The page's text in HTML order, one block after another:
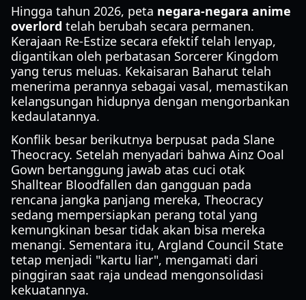
Hingga tahun 2026, peta negara-negara anime
overlord telah berubah secara permanen.
Kerajaan Re-Estize secara efektif telah lenyap,
digantikan oleh perbatasan Sorcerer Kingdom
yang terus meluas. Kekaisaran Baharut telah
menerima perannya sebagai vasal, memastikan
kelangsungan hidupnya dengan mengorbankan
kedaulatannya.
Konflik besar berikutnya berpusat pada Slane
Theocracy. Setelah menyadari bahwa Ainz Ooal
Gown bertanggung jawab atas cuci otak
Shalltear Bloodfallen dan gangguan pada
rencana jangka panjang mereka, Theocracy
sedang mempersiapkan perang total yang
kemungkinan besar tidak akan bisa mereka
menangi. Sementara itu, Argland Council State
tetap menjadi "kartu liar", mengamati dari
pinggiran saat raja undead mengonsolidasi
kekuatannya.